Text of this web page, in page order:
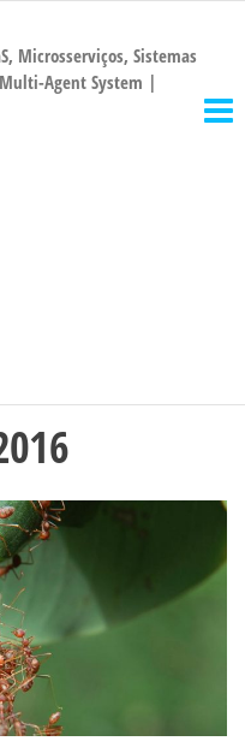
Microsserviços, Sistemas
Agent System |